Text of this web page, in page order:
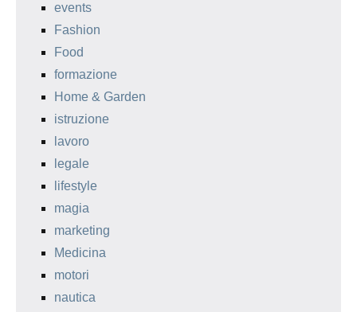
events
Fashion
Food
formazione
Home & Garden
istruzione
lavoro
legale
lifestyle
magia
marketing
Medicina
motori
nautica